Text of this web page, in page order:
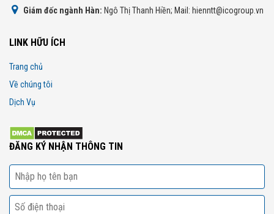
Giám đốc ngành Hàn: Ngô Thị Thanh Hiền; Mail: hienntt@icogroup.vn
LINK HỮU ÍCH
Trang chủ
Về chúng tôi
Dịch Vụ
ĐĂNG KÝ NHẬN THÔNG TIN